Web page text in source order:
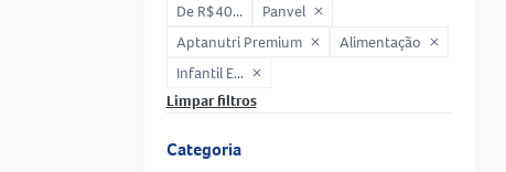
De R$40... Panvel close
Aptanutri Premium close Alimentação close
Infantil E... close
Limpar filtros
Categoria